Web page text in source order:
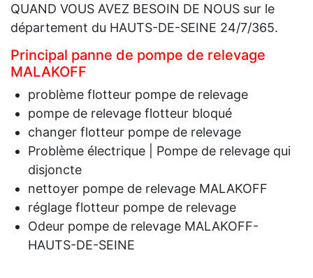
QUAND VOUS AVEZ BESOIN DE NOUS sur le
département du HAUTS-DE-SEINE 24/7/365.
Principal panne de pompe de relevage
MALAKOFF
problème flotteur pompe de relevage
pompe de relevage flotteur bloqué
changer flotteur pompe de relevage
Problème électrique | Pompe de relevage qui
disjoncte
nettoyer pompe de relevage MALAKOFF
réglage flotteur pompe de relevage
Odeur pompe de relevage MALAKOFF-
HAUTS-DE-SEINE